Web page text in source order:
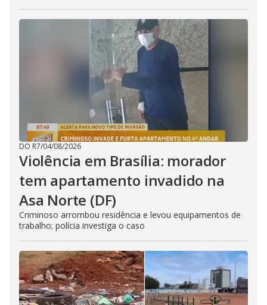
DO R7/04/08/2026
Violência em Brasília: morador
tem apartamento invadido na
Asa Norte (DF)
Criminoso arrombou residência e levou equipamentos de
trabalho; polícia investiga o caso